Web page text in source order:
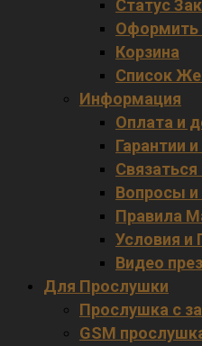
Статус
Оформить
Корзина
Список
Информация
Оплата и
Гарантии
Вопросы
Правила
Условия и
Видео
Для Прослушки
Прослушка с
GSM